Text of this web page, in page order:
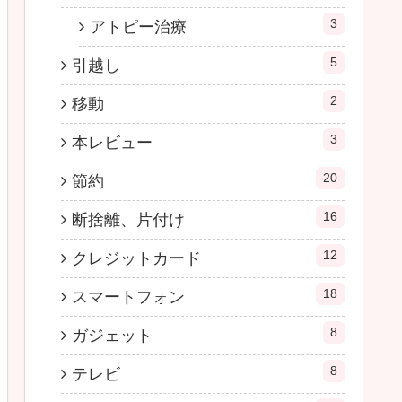
アトピー治療 3
引越し 5
移動 2
本レビュー 3
節約 20
断捨離、片付け 16
クレジットカード 12
スマートフォン 18
ガジェット 8
テレビ 8